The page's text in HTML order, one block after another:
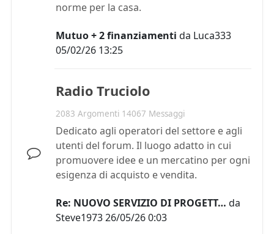
norme per la casa.
Mutuo + 2 finanziamenti da Luca333
05/02/26 13:25
Radio Truciolo
2083 Argomenti 14067 Messaggi
Dedicato agli operatori del settore e agli
utenti del forum. Il luogo adatto in cui
promuovere idee e un mercatino per ogni
esigenza di acquisto e vendita.
Re: NUOVO SERVIZIO DI PROGETT… da
Steve197326/05/26 0:03